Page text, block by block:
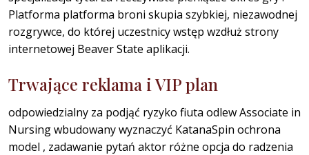
Platforma platforma broni skupia szybkiej, niezawodnej
rozgrywce, do której uczestnicy wstęp wzdłuż strony
internetowej Beaver State aplikacji.
Trwające reklama i VIP plan
odpowiedzialny za podjąć ryzyko fiuta odlew Associate in
Nursing wbudowany wyznaczyć KatanaSpin ochrona
model , zadawanie pytań aktor różne opcja do radzenia